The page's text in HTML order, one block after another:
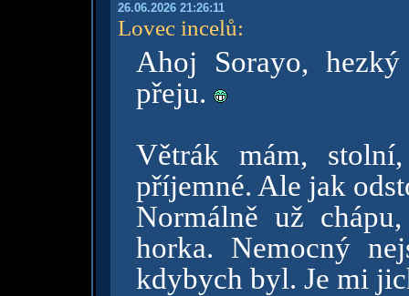
26.06.2026 21:26:11
Lovec incelů:
Ahoj Sorayo,
přeju.
Větrák mám,
příjemné. Ale jak
Normálně už
horka. Nemocný
kdybych byl. Je mi